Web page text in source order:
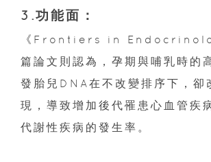
3.功能面：
《Frontiers in
篇論文則認為，孕期與哺乳時的
發胎兒DNA在不改變排序下，卻
現，導致增加後代罹患心血管疾
代謝性疾病的發生率。